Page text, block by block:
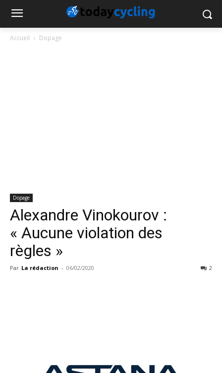
Accueil Dopage
Dopage
Alexandre Vinokourov :
« Aucune violation des
règles »
Par La rédaction - 06/02/2020 2